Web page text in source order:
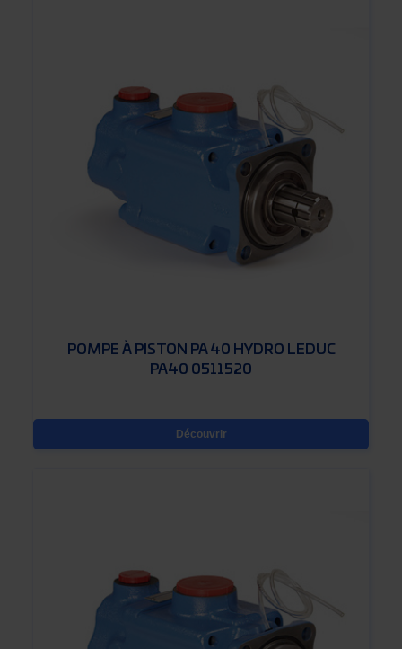
POMPE À PISTON PA 40 HYDRO LEDUC
PA40 0511520
Découvrir